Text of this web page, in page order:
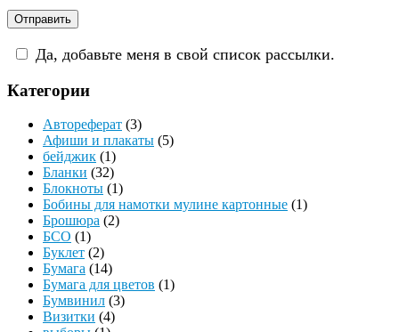
Да, добавьте меня в свой список рассылки.
Категории
Автореферат (3)
Афиши и плакаты (5)
бейджик (1)
Бланки (32)
Блокноты (1)
Бобины для намотки мулине картонные (1)
Брошюра (2)
БСО (1)
Буклет (2)
Бумага (14)
Бумага для цветов (1)
Бумвинил (3)
Визитки (4)